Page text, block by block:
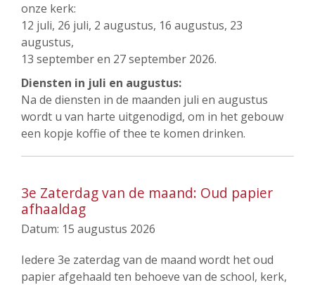
onze kerk:
12 juli, 26 juli, 2 augustus, 16 augustus, 23
augustus,
13 september en 27 september 2026.
Diensten in juli en augustus:
Na de diensten in de maanden juli en augustus
wordt u van harte uitgenodigd, om in het gebouw
een kopje koffie of thee te komen drinken.
3e Zaterdag van de maand: Oud papier
afhaaldag
Datum: 15 augustus 2026
Iedere 3e zaterdag van de maand wordt het oud
papier afgehaald ten behoeve van de school, kerk,